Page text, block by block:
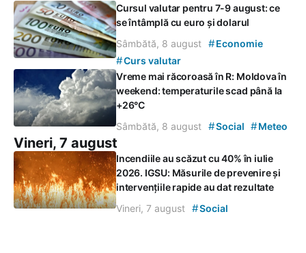
Cursul valutar pentru 7-9 august: ce
se întâmplă cu euro și dolarul
Sâmbătă, 8 august #Economie
#Curs valutar
Vreme mai răcoroasă în R: Moldova în
weekend: temperaturile scad până la
+26°C
Sâmbătă, 8 august #Social #Meteo
Vineri, 7 august
Incendiile au scăzut cu 40% în iulie
2026. IGSU: Măsurile de prevenire și
intervențiile rapide au dat rezultate
Vineri, 7 august #Social